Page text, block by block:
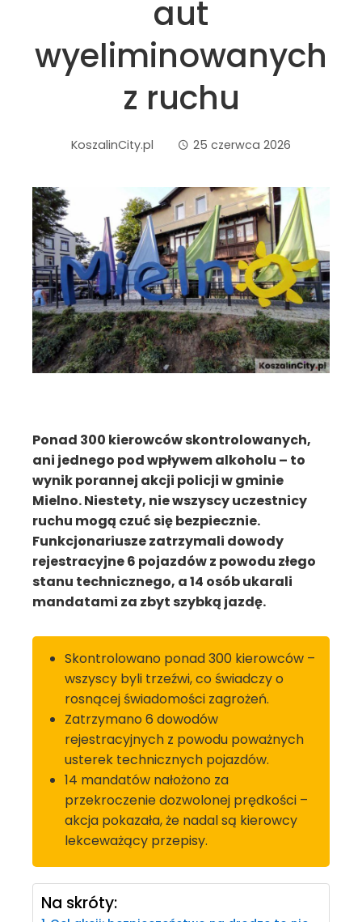
aut
wyeliminowanych
z ruchu
KoszalinCity.pl 25 czerwca 2026
Ponad 300 kierowców skontrolowanych,
ani jednego pod wpływem alkoholu – to
wynik porannej akcji policji w gminie
Mielno. Niestety, nie wszyscy uczestnicy
ruchu mogą czuć się bezpiecznie.
Funkcjonariusze zatrzymali dowody
rejestracyjne 6 pojazdów z powodu złego
stanu technicznego, a 14 osób ukarali
mandatami za zbyt szybką jazdę.
Skontrolowano ponad 300 kierowców –
wszyscy byli trzeźwi, co świadczy o
rosnącej świadomości zagrożeń.
Zatrzymano 6 dowodów
rejestracyjnych z powodu poważnych
usterek technicznych pojazdów.
14 mandatów nałożono za
przekroczenie dozwolonej prędkości –
akcja pokazała, że nadal są kierowcy
lekceważący przepisy.
Na skróty: